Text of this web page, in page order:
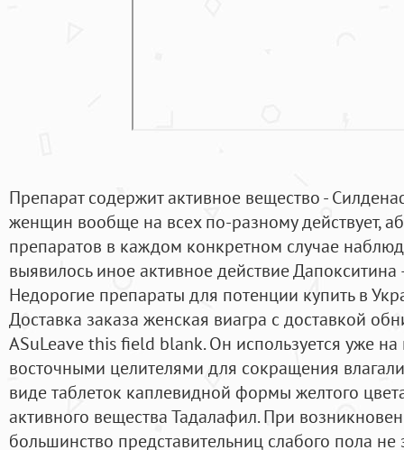
Препарат содержит активное вещество -
женщин вообще на всех по-разному действует,
препаратов в каждом конкретном случае
выявилось иное активное действие
Недорогие препараты для потенции купить в
Доставка заказа женская виагра с доставкой
ASuLeave this field blank. Он используется уже
восточными целителями для сокращения
виде таблеток каплевидной формы желтого
активного вещества Тадалафил. При
большинство представительниц слабого пола не